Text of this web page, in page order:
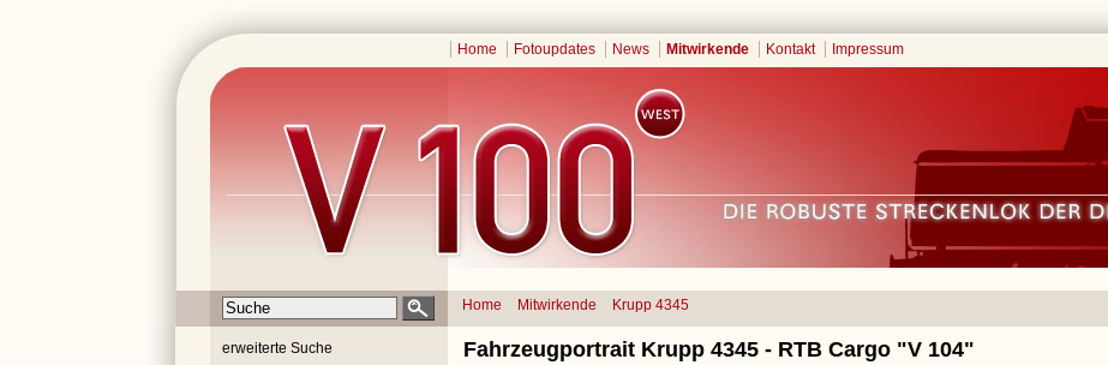
Home Fotoupdates News Mitwirkende Kontakt Impressum
Home Mitwirkende Krupp 4345
erweiterte Suche Fahrzeugportrait Krupp 4345 - RTB Cargo "V 104"